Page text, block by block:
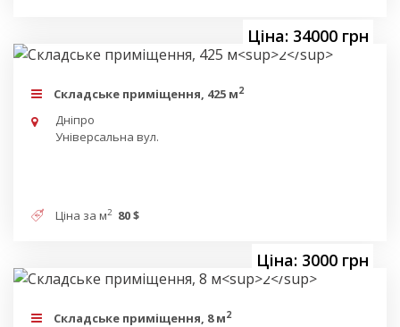
Ціна: 34000 грн
Складське приміщення, 425 м2
Дніпро
Універсальна вул.
Ціна за м2 80 $
Ціна: 3000 грн
Складське приміщення, 8 м2